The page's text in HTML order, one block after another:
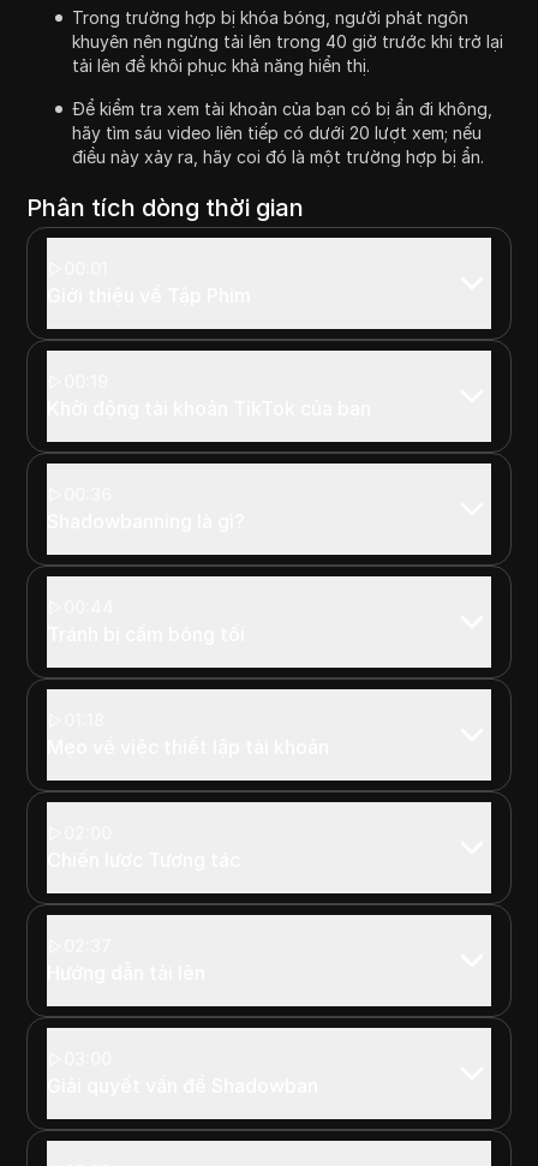
Trong trường hợp bị khóa bóng, người phát ngôn
khuyên nên ngừng tải lên trong 40 giờ trước khi trở lại
tải lên để khôi phục khả năng hiển thị.
Để kiểm tra xem tài khoản của bạn có bị ẩn đi không,
hãy tìm sáu video liên tiếp có dưới 20 lượt xem; nếu
điều này xảy ra, hãy coi đó là một trường hợp bị ẩn.
Phân tích dòng thời gian